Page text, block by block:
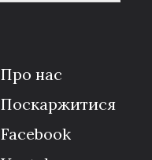
Про нас
Поскаржитися
Facebook